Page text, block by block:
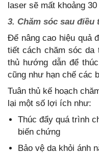
laser sẽ mất khoảng
3. Chăm sóc sau điều
Để nâng cao hiệu quả
tiết cách chăm sóc da
thủ hướng dẫn để
cũng như hạn chế các
Tuân thủ kế hoạch
lại một số lợi ích như:
Thúc đẩy quá trình
biến chứng
Bảo vệ da khỏi ánh